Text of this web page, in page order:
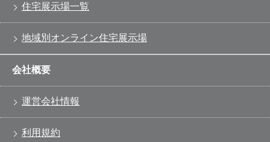
住宅展示場一覧
地域別オンライン住宅展示場
会社概要
運営会社情報
利用規約